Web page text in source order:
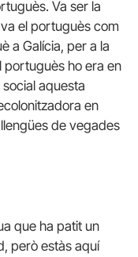
Va ser la
el portuguès com
a Galícia, per a la
portuguès ho era en
social aquesta
en
de vegades
que ha patit un
però estàs aquí